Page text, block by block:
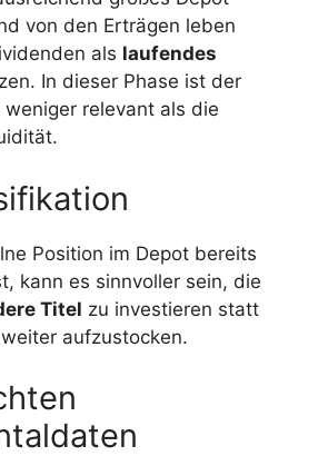
von den Erträgen leben
als laufendes
In dieser Phase ist der
relevant als die
Position im Depot bereits
kann es sinnvoller sein, die
Titel zu investieren statt
aufzustocken.